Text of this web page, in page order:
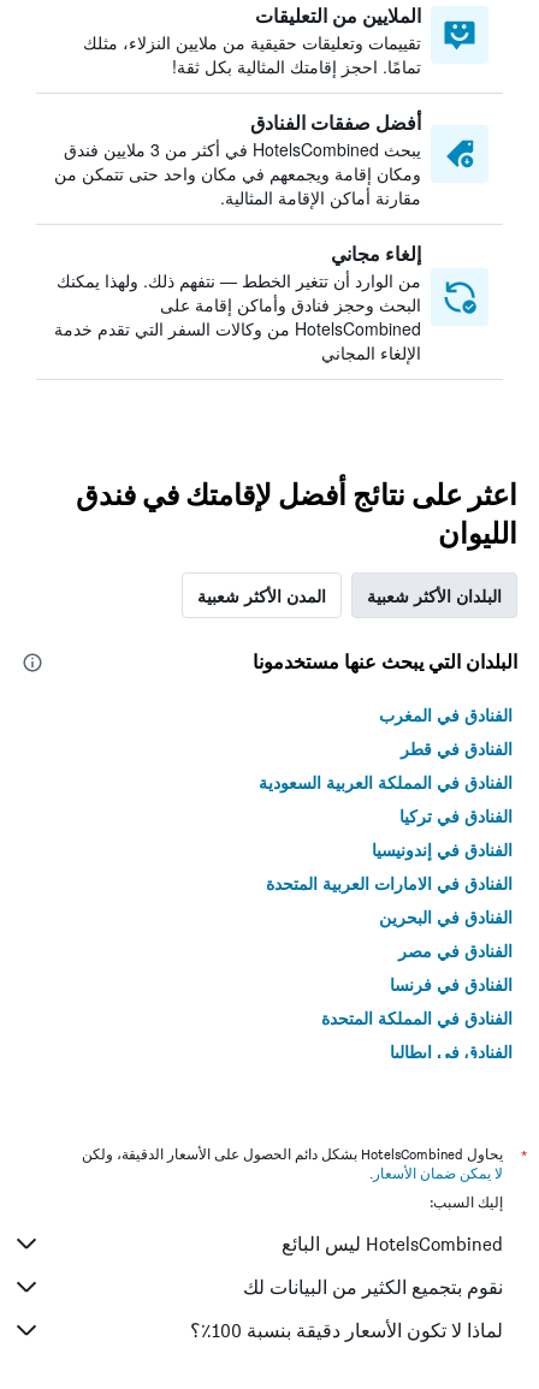
الملايين من التعليقات
تقييمات وتعليقات حقيقية من ملايين النزلاء، مثلك
تمامًا. احجز إقامتك المثالية بكل ثقة!
أفضل صفقات الفنادق
يبحث HotelsCombined في أكثر من 3 ملايين فندق
ومكان إقامة ويجمعهم في مكان واحد حتى تتمكن من
مقارنة أماكن الإقامة المثالية.
إلغاء مجاني
من الوارد أن تتغير الخطط — نتفهم ذلك. ولهذا يمكنك
البحث وحجز فنادق وأماكن إقامة على
HotelsCombined من وكالات السفر التي تقدم خدمة
الإلغاء المجاني
اعثر على نتائج أفضل لإقامتك في فندق
الليوان
البلدان الأكثر شعبية المدن الأكثر شعبية
البلدان التي يبحث عنها مستخدمونا
الفنادق في المغرب
الفنادق في قطر
الفنادق في المملكة العربية السعودية
الفنادق في تركيا
الفنادق في إندونيسيا
الفنادق في الامارات العربية المتحدة
الفنادق في البحرين
الفنادق في مصر
الفنادق في فرنسا
الفنادق في المملكة المتحدة
الفنادق في إيطاليا
*
يحاول HotelsCombined بشكل دائم الحصول على الأسعار الدقيقة، ولكن
لا يمكن ضمان الأسعار .
إليك السبب:
HotelsCombined ليس البائع
نقوم بتجميع الكثير من البيانات لك
لماذا لا تكون الأسعار دقيقة بنسبة 100٪؟